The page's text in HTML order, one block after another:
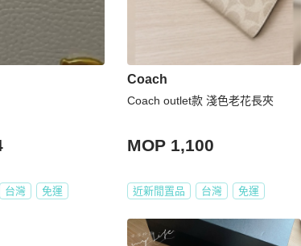
台灣 免運
Coach
Coach outlet款 淺色老花長夾
MOP 1,100
近新閒置品 台灣 免運